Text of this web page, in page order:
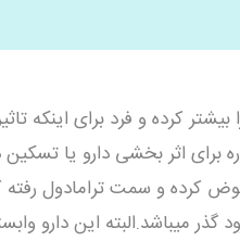
كرده و فرد برای اينكه
برای اثر بخشی دارو يا تسكين
و سمت ترامادول رفته
ميباشد.البته اين دارو